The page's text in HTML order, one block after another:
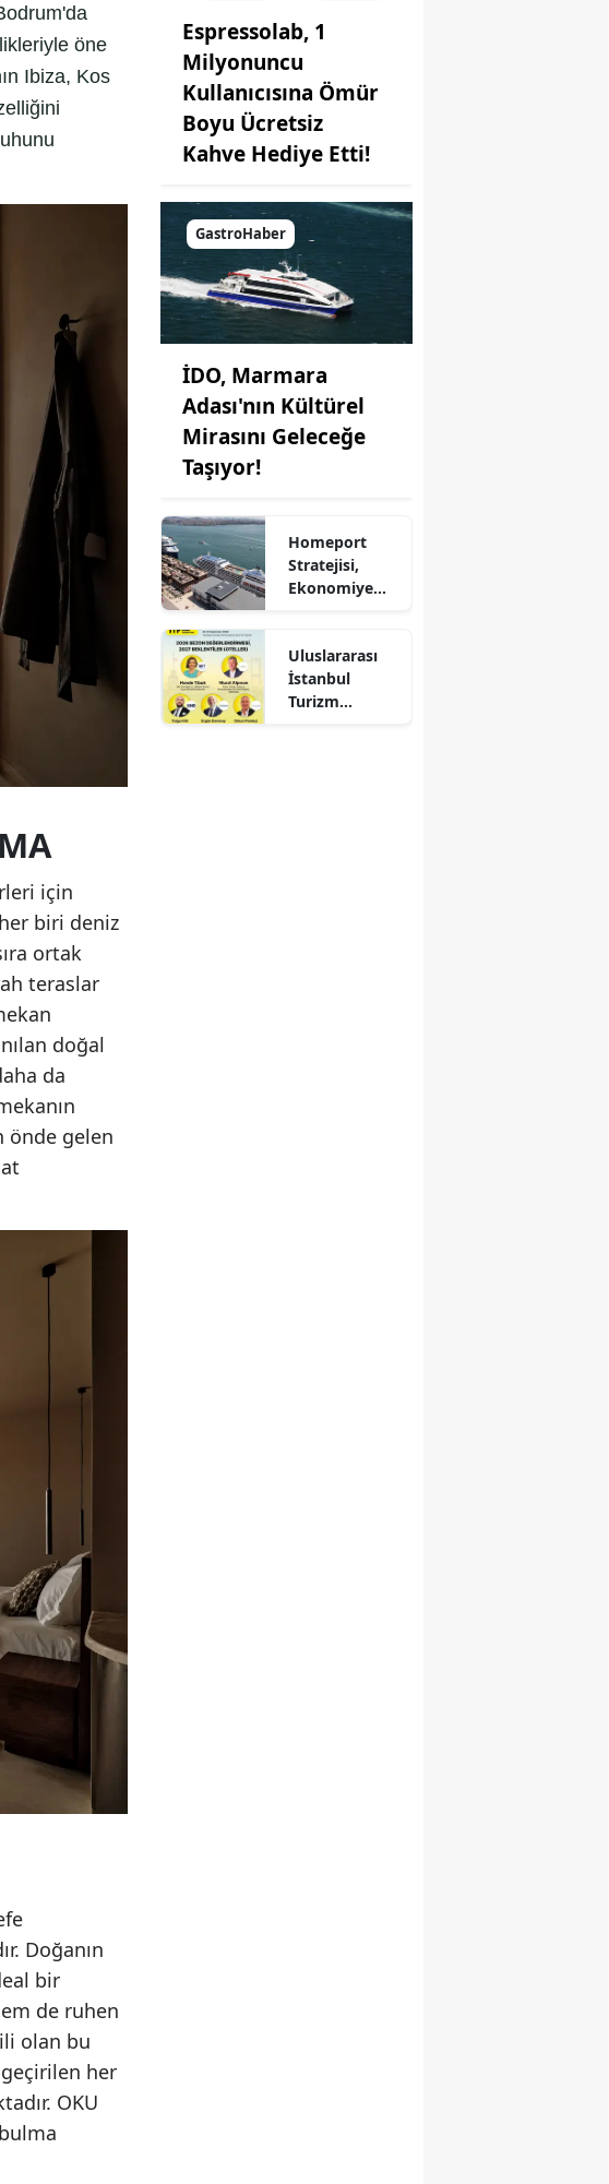
öne
Ibiza, Kos
için
biri deniz
ortak
teraslar
doğal
da
önde gelen
Doğanın
bir
de ruhen
olan bu
her
OKU
Espressolab, 1
Milyonuncu
Kullanıcısına Ömür
Boyu Ücretsiz
Kahve Hediye Etti!
GastroHaber
İDO, Marmara
Adası'nın Kültürel
Mirasını Geleceğe
Taşıyor!
Homeport
Stratejisi,
Ekonomiye
Sağlıyor!
Uluslararası
İstanbul
Turizm